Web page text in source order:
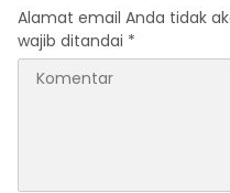
Alamat email Anda tidak
wajib ditandai *